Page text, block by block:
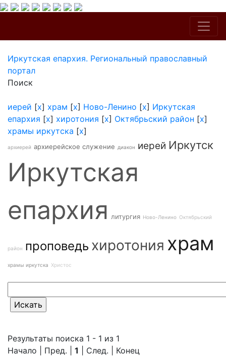
Иркутская епархия. Региональный православный
портал
Поиск
иерей [x] храм [x] Ново-Ленино [x] Иркутская
епархия [x] хиротония [x] Октябрьский район [x]
храмы иркутска [x]
архиерей архиерейское служение диакон иерей Иркутск
Иркутская
епархия литургия Ново-Ленино Октябрьский
район проповедь хиротония храм
храмы иркутска Христос
Результаты поиска 1 - 1 из 1
Начало | Пред. | 1 | След. | Конец